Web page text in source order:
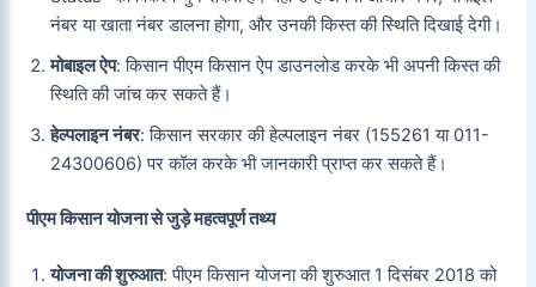
नंबर या खाता नंबर डालना होगा, और उनकी किस्त की स्थिति दिखाई देगी।
मोबाइल ऐप: किसान पीएम किसान ऐप डाउनलोड करके भी अपनी किस्त की
स्थिति की जांच कर सकते हैं।
हेल्पलाइन नंबर: किसान सरकार की हेल्पलाइन नंबर (155261 या 011-
24300606) पर कॉल करके भी जानकारी प्राप्त कर सकते हैं।
पीएम किसान योजना से जुड़े महत्वपूर्ण तथ्य
योजना की शुरुआत: पीएम किसान योजना की शुरुआत 1 दिसंबर 2018 को